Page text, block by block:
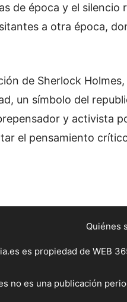
de época y el silencio
a otra época,
de Sherlock
un símbolo del
y activista
el pensamiento
Quiénes
es propiedad de WEB
no es una publicación